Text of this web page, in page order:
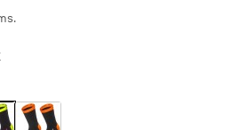
Oplysninger om